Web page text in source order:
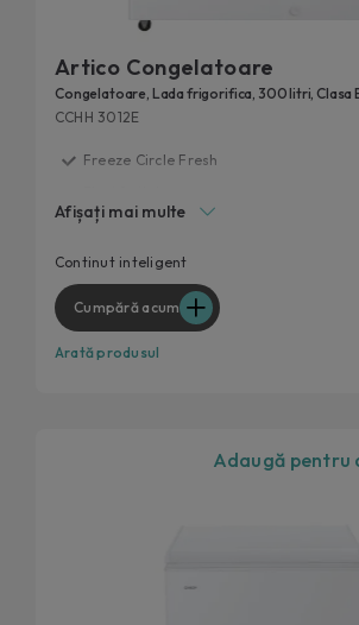
Artico Congelatoare
Congelatoare, Lada frigorifica, 300 litri, Clasa
CCHH 3012E
Freeze Circle Fresh
Lumina LED
Spatiu mai mare
Maner extern
Afișați mai multe
Continut inteligent
Cumpără acum
Arată produsul
Adaugă pentru